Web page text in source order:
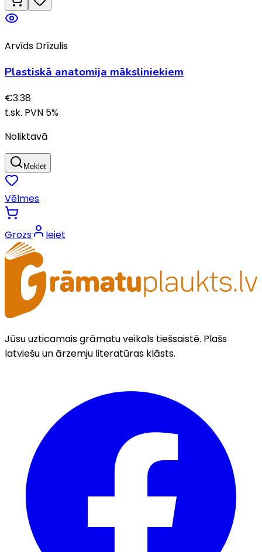
Arvīds Drīzulis
Plastiskā anatomija māksliniekiem
€3.38
t.sk. PVN 5%
Noliktavā
Meklēt
Vēlmes
Grozs Ieiet
Jūsu uzticamais grāmatu veikals tiešsaistē. Plašs
latviešu un ārzemju literatūras klāsts.